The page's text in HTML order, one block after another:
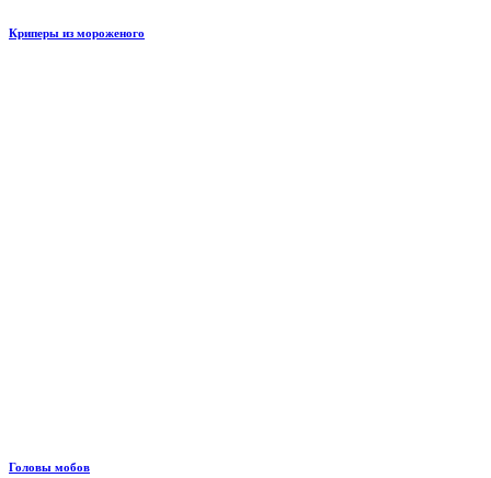
Криперы из мороженого
Головы мобов